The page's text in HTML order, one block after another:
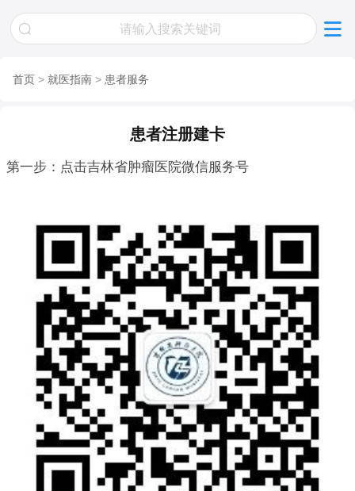
首页 > 就医指南 > 患者服务
患者注册建卡
第一步：点击吉林省肿瘤医院微信服务号